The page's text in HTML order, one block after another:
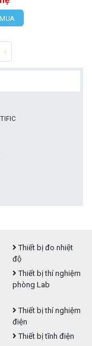
›
Thiết bị đo nhiệt
độ
Thiết bị thí nghiệm
phòng Lab
Thiết bị thí nghiệm
điện
Thiết bị tĩnh điện